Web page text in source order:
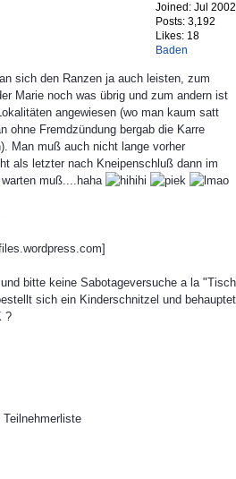
Joined: Jul 2002
Posts: 3,192
Likes: 18
Baden
sich den Ranzen ja auch leisten, zum
Marie noch was übrig und zum andern ist
angewiesen (wo man kaum satt
ohne Fremdzündung bergab die Karre
Man muß auch nicht lange vorher
als letzter nach Kneipenschluß dann im
muß....haha
bitte keine Sabotageversuche a la "Tisch
sich ein Kinderschnitzel und behauptet
?